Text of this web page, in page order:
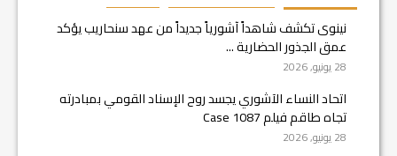
نينوى تكشف شاهداً آشورياً جديداً من عهد سنحاريب يؤكد
عمق الجذور الحضارية ...
28 يونيو, 2026
اتحاد النساء الآشوري يجسد روح الإسناد القومي بمبادرته
تجاه طاقم فيلم Case 1087
28 يونيو, 2026